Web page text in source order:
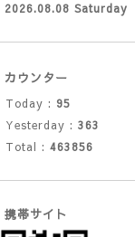
2026.08.08 Saturday
カウンター
Today : 95
Yesterday : 363
Total : 463856
携帯サイト